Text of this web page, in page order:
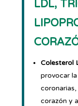
LDL,
Colesterol
provocar
corazón y